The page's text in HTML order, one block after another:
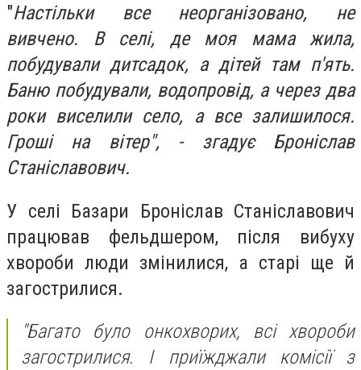
"Настільки все неорганізовано, не
вивчено. В селі, де моя мама жила,
побудували дитсадок, а дітей там п'ять.
Баню побудували, водопровід, а через два
роки виселили село, а все залишилося.
Гроші на вітер", - згадує Броніслав
Станіславович.
У селі Базари Броніслав Станіславович
працював фельдшером, після вибуху
хвороби люди змінилися, а старі ще й
загострилися.
"Багато було онкохворих, всі хвороби
загострилися. І приїжджали комісії з